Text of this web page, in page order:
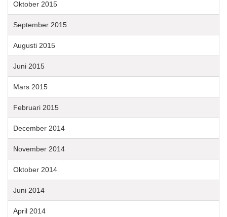
Oktober 2015
September 2015
Augusti 2015
Juni 2015
Mars 2015
Februari 2015
December 2014
November 2014
Oktober 2014
Juni 2014
April 2014